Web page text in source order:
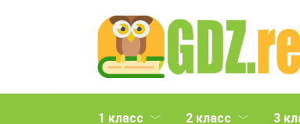
1 класс 2 класс 3